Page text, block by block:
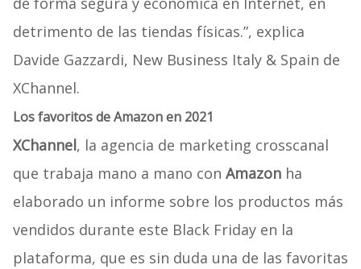
detrimento de las tiendas físicas.”, explica
Davide Gazzardi, New Business Italy & Spain de
XChannel.
Los favoritos de Amazon en 2021
XChannel, la agencia de marketing crosscanal
que trabaja mano a mano con Amazon ha
elaborado un informe sobre los productos más
vendidos durante este Black Friday en la
plataforma, que es sin duda una de las favoritas